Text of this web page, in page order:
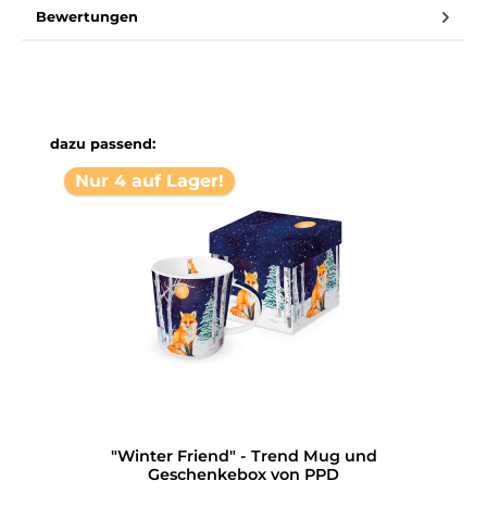
Bewertungen
Produktgalerie überspringen
dazu passend:
Nur 4 auf Lager!
"Winter Friend" - Trend Mug und
Geschenkebox von PPD